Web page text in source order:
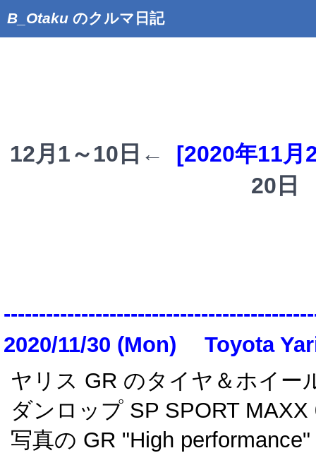
B_Otaku のクルマ日記
12月1～10日←
[2020年11
20日
2020/11/30 (Mon)
Toyota
ヤリス GR のタイヤ＆ホイー
ダンロップ SP SPORT
写真の GR "High